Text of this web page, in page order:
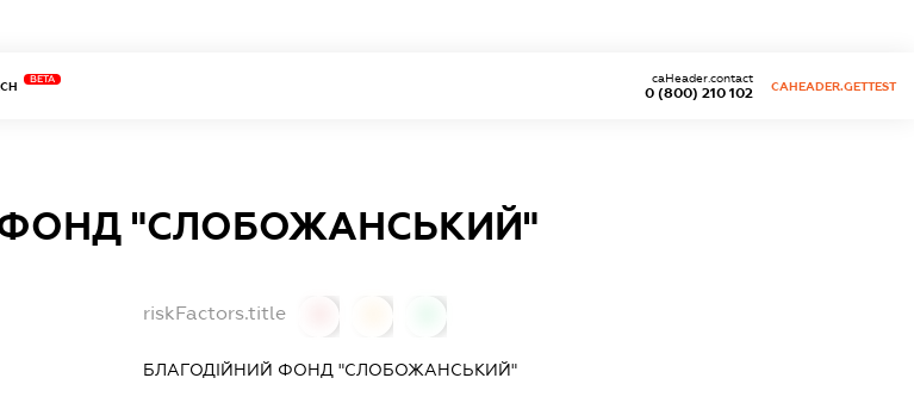
BETA
0 (800) 210 102
caHeader.contact
CAHEADER.GETTEST
ФОНД "СЛОБОЖАНСЬКИЙ"
riskFactors.title
БЛАГОДІЙНИЙ ФОНД "СЛОБОЖАНСЬКИЙ"